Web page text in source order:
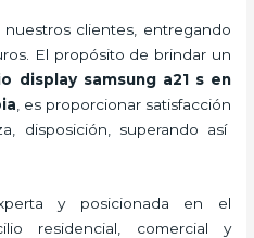
clientes, entregando
El propósito de brindar un
display samsung a21 sen
, es proporcionar satisfacción
disposición, superando así
y posicionada en el
residencial, comercial y